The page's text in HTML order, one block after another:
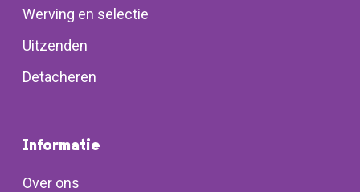
Werving en selectie
Uitzenden
Detacheren
Informatie
Over ons